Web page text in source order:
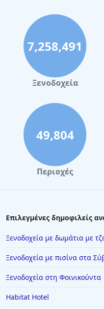
7,258,491
Ξενοδοχεία
49,804
Περιοχές
Επιλεγμένες δημοφιλείς
Ξενοδοχεία με δωμάτια με
Ξενοδοχεία με πισίνα στα
Ξενοδοχεία στη Φοινικούντα
Habitat Hotel